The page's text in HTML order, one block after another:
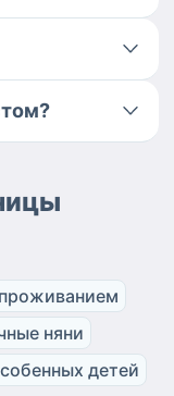
няни
детей